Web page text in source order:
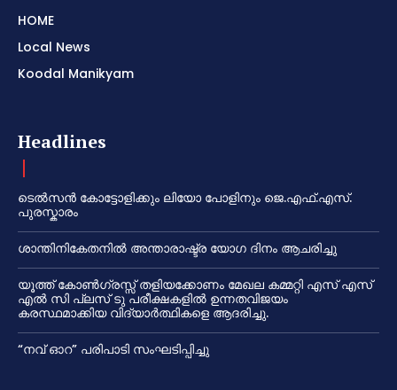
HOME
Local News
Koodal Manikyam
Headlines
ടെൽസൻ കോട്ടോളിക്കും ലിയോ പോളിനും ജെ.എഫ്.എസ്.
പുരസ്കാരം
ശാന്തിനികേതനിൽ അന്താരാഷ്ട്ര യോഗ ദിനം ആചരിച്ചു
യൂത്ത് കോൺഗ്രസ്സ് തളിയക്കോണം മേഖല കമ്മറ്റി എസ് എസ്
എൽ സി പ്ലസ് ടു പരീക്ഷകളിൽ ഉന്നതവിജയം
കരസ്ഥമാക്കിയ വിദ്യാർത്ഥികളെ ആദരിച്ചു.
“നവ് ഓറ” പരിപാടി സംഘടിപ്പിച്ചു